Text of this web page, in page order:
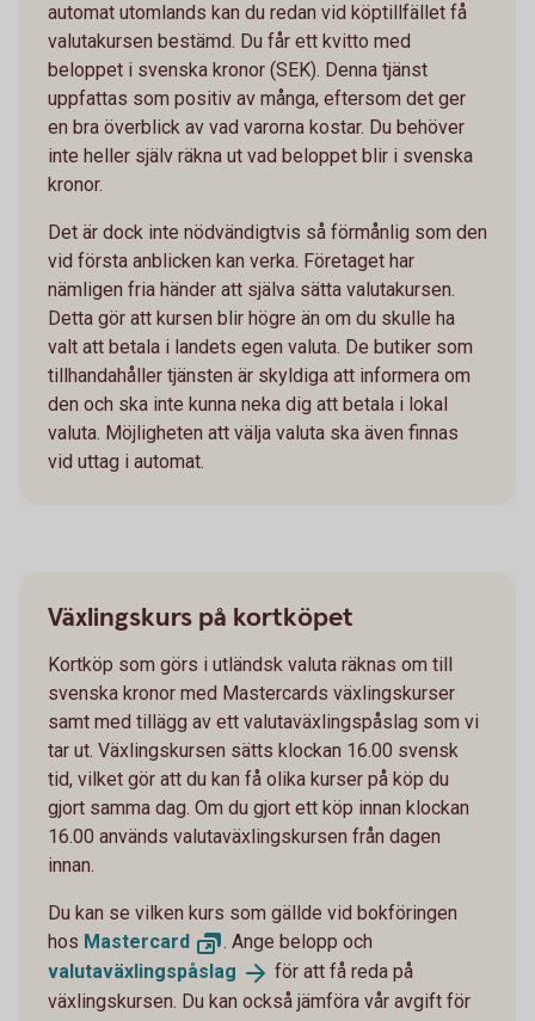
automat utomlands kan du redan vid köptillfället få
valutakursen bestämd. Du får ett kvitto med
beloppet i svenska kronor (SEK). Denna tjänst
uppfattas som positiv av många, eftersom det ger
en bra överblick av vad varorna kostar. Du behöver
inte heller själv räkna ut vad beloppet blir i svenska
kronor.
Det är dock inte nödvändigtvis så förmånlig som den
vid första anblicken kan verka. Företaget har
nämligen fria händer att själva sätta valutakursen.
Detta gör att kursen blir högre än om du skulle ha
valt att betala i landets egen valuta. De butiker som
tillhandahåller tjänsten är skyldiga att informera om
den och ska inte kunna neka dig att betala i lokal
valuta. Möjligheten att välja valuta ska även finnas
vid uttag i automat.
Växlingskurs på kortköpet
Kortköp som görs i utländsk valuta räknas om till
svenska kronor med Mastercards växlingskurser
samt med tillägg av ett valutaväxlingspåslag som vi
tar ut. Växlingskursen sätts klockan 16.00 svensk
tid, vilket gör att du kan få olika kurser på köp du
gjort samma dag. Om du gjort ett köp innan klockan
16.00 används valutaväxlingskursen från dagen
innan.
Du kan se vilken kurs som gällde vid bokföringen
hos Mastercard
. Ange belopp och
valutaväxlingspåslag
för att få reda på
växlingskursen. Du kan också jämföra vår avgift för